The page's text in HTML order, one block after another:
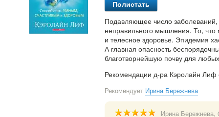
Полистать
Подавляющее число
неправильного мышления. То,
и телесное здоровье. Эпидемия
А главная опасность
благотворнейшую почву для
Рекомендации д-ра Кэролайн
Рекомендует Ирина Бережнева
Ирина Бережнева,